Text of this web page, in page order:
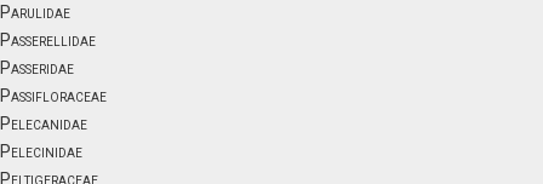
Parulidae
Passerellidae
Passeridae
Passifloraceae
Pelecanidae
Pelecinidae
Peltigeraceae